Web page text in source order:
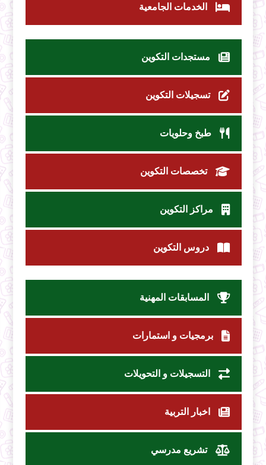
الخدمات الجامعية
مستجدات التكوين
تسجيلات التكوين
طبخ وحلويات
تخصصات التكوين
مراكز التكوين
دروس التكوين
المسابقات المهنية
برمجيات و استمارات
التسجيلات و التحويلات
اخبار التربية
تشريع مدرسي